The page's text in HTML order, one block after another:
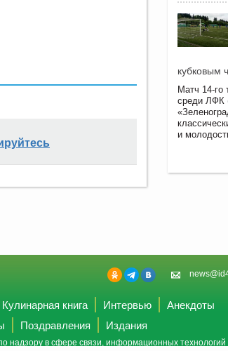
кубковым
Матч 14-го
среди ЛФК
и
Кулинарная книга Интервью
Анекдоты
Поздравления Издания
в сфере связи, информационных